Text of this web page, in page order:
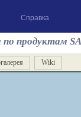
Справка
продуктам
Wiki